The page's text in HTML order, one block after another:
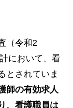
（令和2
において、看
とされていま
師の有効求人
、看護職員は